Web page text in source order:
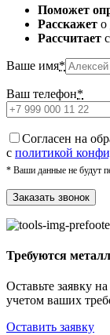
Поможет
Расскажет о
Рассчитает
Ваше имя*
Ваш телефон*
Cогласен на
с политикой
* Ваши данные не будут
Требуются
Оставьте заявку
учетом ваших
Оставить заявку